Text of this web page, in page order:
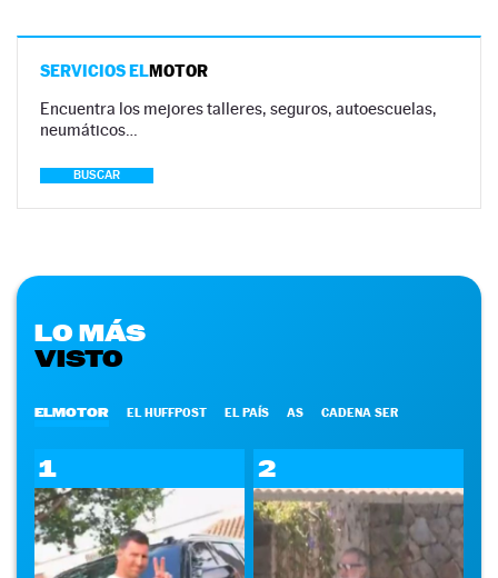
SERVICIOS ELMOTOR
Encuentra los mejores talleres, seguros, autoescuelas,
neumáticos…
BUSCAR
LO MÁS
VISTO
ELMOTOR EL HUFFPOST EL PAÍS AS CADENA SER
1 2